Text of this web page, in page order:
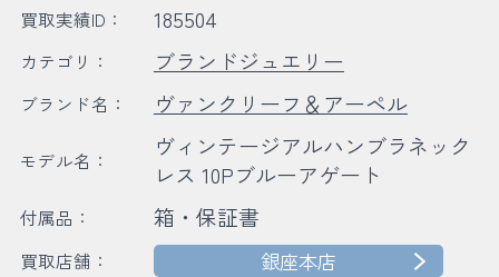
買取実績ID： 185504
カテゴリ： ブランドジュエリー
ブランド名： ヴァンクリーフ＆アーペル
モデル名：
ヴィンテージアルハンブラネック
レス 10Pブルーアゲート
付属品： 箱・保証書
買取店舗： 銀座本店